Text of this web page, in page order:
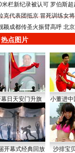
米栏新纪录被认可 罗伯斯
克代表团抵京 冒死训练女
颖成都传圣火振臂高呼 北
热点图片
日天安门升旗 小董进中
开幕式经典回放 沙排宝